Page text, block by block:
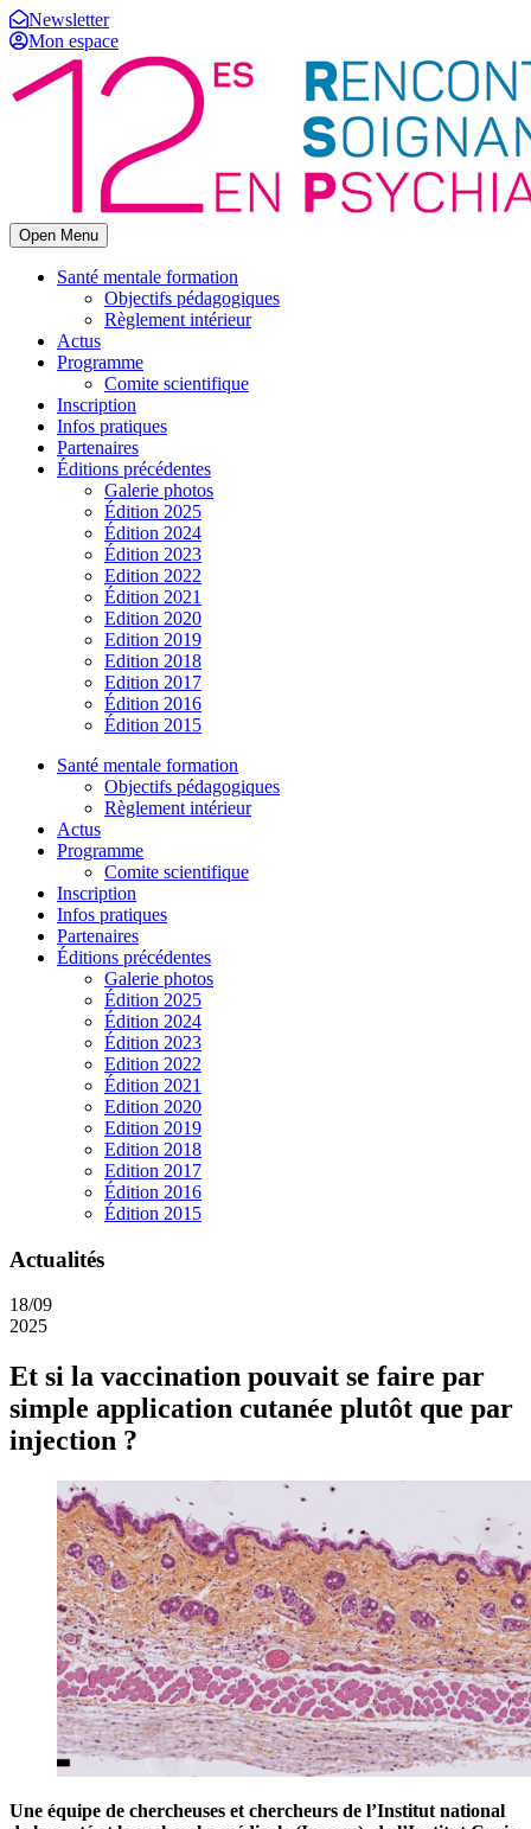
Newsletter
Mon espace
Open Menu
Santé mentale formation
Objectifs pédagogiques
Règlement intérieur
Actus
Programme
Comite scientifique
Inscription
Infos pratiques
Partenaires
Éditions précédentes
Galerie photos
Édition 2025
Édition 2024
Édition 2023
Edition 2022
Édition 2021
Edition 2020
Edition 2019
Edition 2018
Edition 2017
Édition 2016
Édition 2015
Santé mentale formation
Objectifs pédagogiques
Règlement intérieur
Actus
Programme
Comite scientifique
Inscription
Infos pratiques
Partenaires
Éditions précédentes
Galerie photos
Édition 2025
Édition 2024
Édition 2023
Edition 2022
Édition 2021
Edition 2020
Edition 2019
Edition 2018
Edition 2017
Édition 2016
Édition 2015
Actualités
18/09
2025
Et si la vaccination pouvait se faire par
simple application cutanée plutôt que par
injection ?
Une équipe de chercheuses et chercheurs de l’Institut national